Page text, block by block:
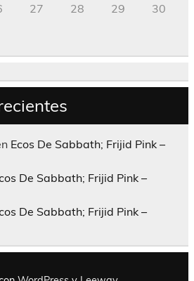
27 28 29
30
Ecos De Sabbath; Frijid Pink –
De Sabbath; Frijid Pink –
De Sabbath; Frijid Pink –